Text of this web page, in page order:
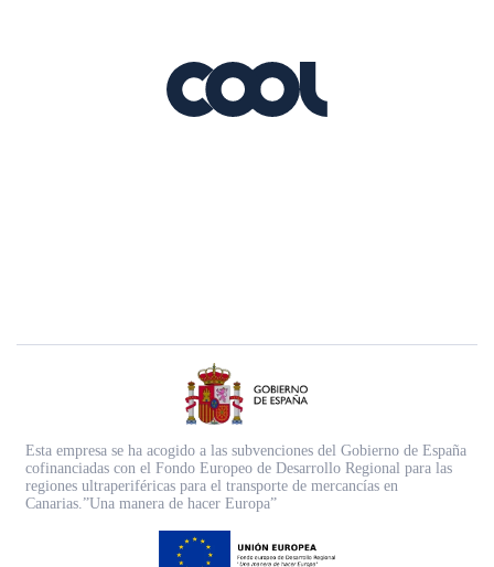
Esta empresa se ha acogido a las subvenciones del Gobierno de España
cofinanciadas con el Fondo Europeo de Desarrollo Regional para las
regiones ultraperiféricas para el transporte de mercancías en
Canarias.”Una manera de hacer Europa”